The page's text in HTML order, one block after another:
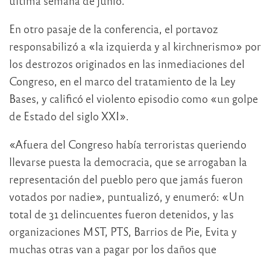
En otro pasaje de la conferencia, el portavoz
responsabilizó a «la izquierda y al kirchnerismo» por
los destrozos originados en las inmediaciones del
Congreso, en el marco del tratamiento de la Ley
Bases, y calificó el violento episodio como «un golpe
de Estado del siglo XXI».
«Afuera del Congreso había terroristas queriendo
llevarse puesta la democracia, que se arrogaban la
representación del pueblo pero que jamás fueron
votados por nadie», puntualizó, y enumeró: «Un
total de 31 delincuentes fueron detenidos, y las
organizaciones MST, PTS, Barrios de Pie, Evita y
muchas otras van a pagar por los daños que